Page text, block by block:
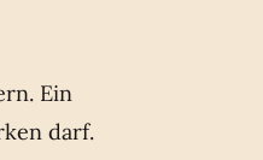
Ein
darf.